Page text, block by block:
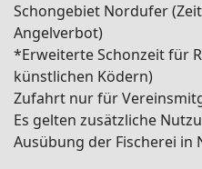
Schongebiet Nordufer
Angelverbot)
*Erweiterte Schonzeit für
künstlichen Ködern)
Zufahrt nur für
Es gelten zusätzliche
Ausübung der Fischerei in